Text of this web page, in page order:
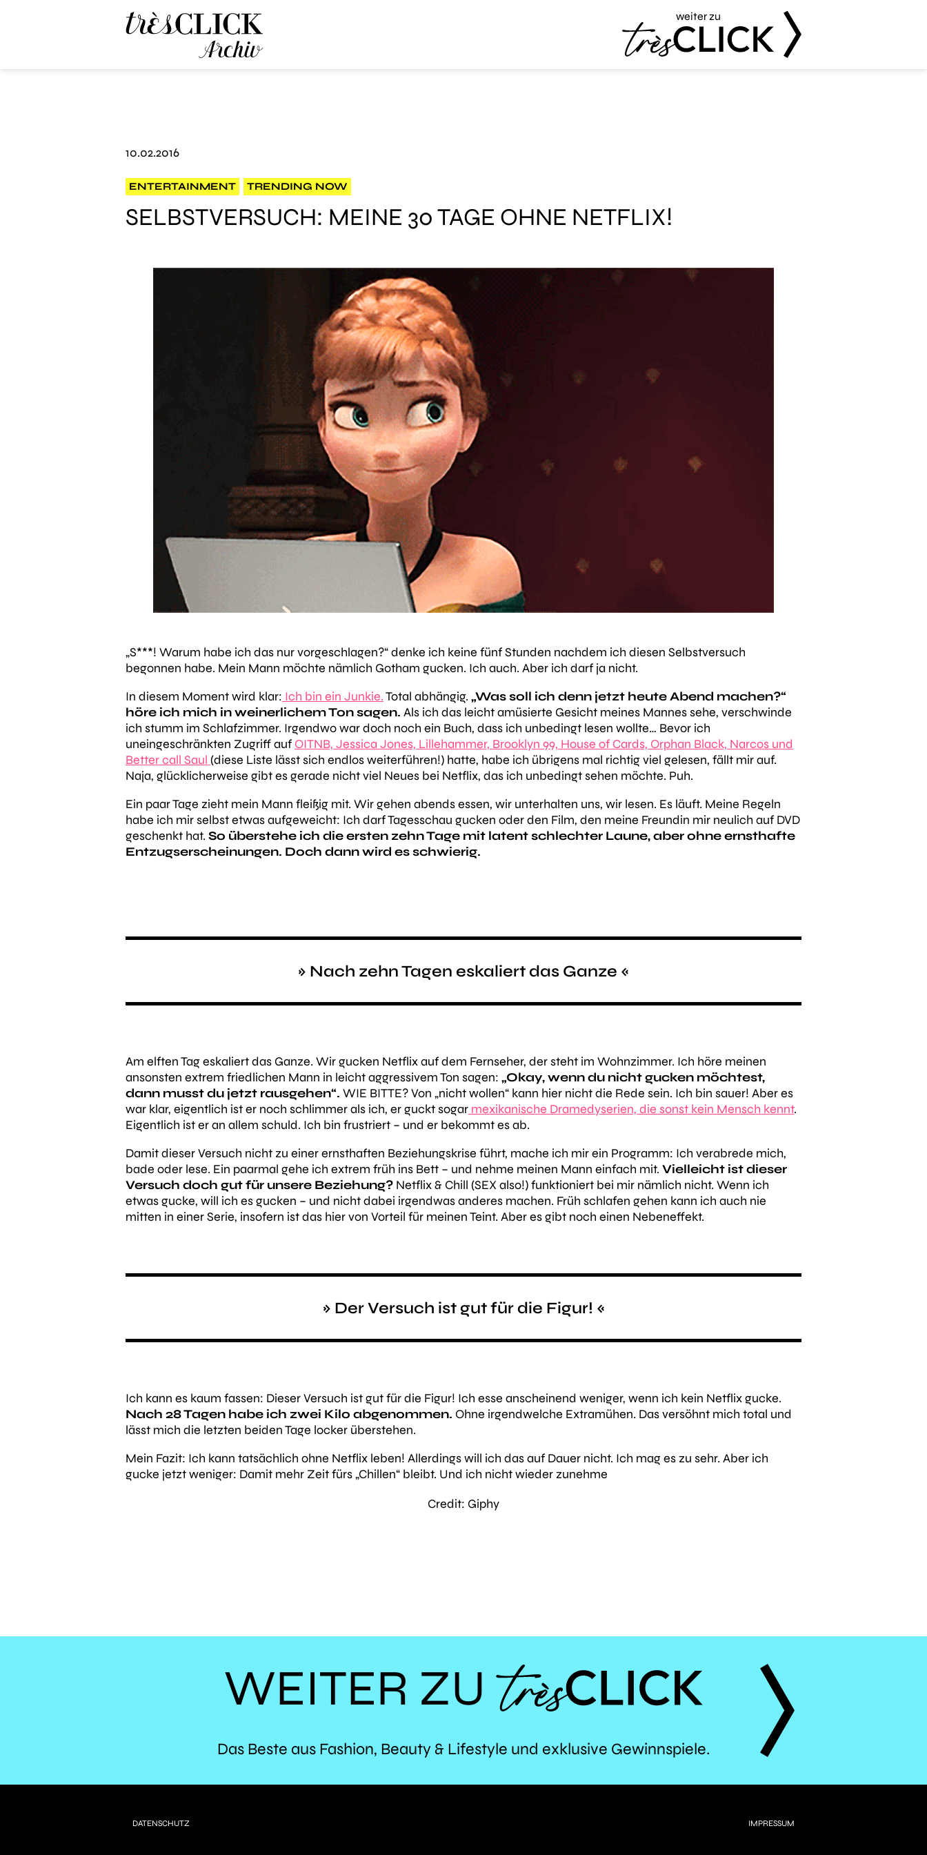
weiter zu
10.02.2016
ENTERTAINMENT TRENDING NOW
SELBSTVERSUCH: MEINE 30 TAGE OHNE NETFLIX!
„S***! Warum habe ich das nur vorgeschlagen?“ denke ich keine fünf Stunden nachdem ich diesen Selbstversuch
begonnen habe. Mein Mann möchte nämlich Gotham gucken. Ich auch. Aber ich darf ja nicht.
In diesem Moment wird klar: Ich bin ein Junkie.Total abhängig. „Was soll ich denn jetzt heute Abend machen?“
höre ich mich in weinerlichem Ton sagen. Als ich das leicht amüsierte Gesicht meines Mannes sehe, verschwinde
ich stumm im Schlafzimmer. Irgendwo war doch noch ein Buch, dass ich unbedingt lesen wollte… Bevor ich
uneingeschränkten Zugriff auf OITNB, Jessica Jones, Lillehammer, Brooklyn 99, House of Cards, Orphan Black, Narcos und
Better call Saul (diese Liste lässt sich endlos weiterführen!) hatte, habe ich übrigens mal richtig viel gelesen, fällt mir auf.
Naja, glücklicherweise gibt es gerade nicht viel Neues bei Netflix, das ich unbedingt sehen möchte. Puh.
Ein paar Tage zieht mein Mann fleißig mit. Wir gehen abends essen, wir unterhalten uns, wir lesen. Es läuft. Meine Regeln
habe ich mir selbst etwas aufgeweicht: Ich darf Tagesschau gucken oder den Film, den meine Freundin mir neulich auf DVD
geschenkt hat. So überstehe ich die ersten zehn Tage mit latent schlechter Laune, aber ohne ernsthafte
Entzugserscheinungen. Doch dann wird es schwierig.
» Nach zehn Tagen eskaliert das Ganze «
Am elften Tag eskaliert das Ganze. Wir gucken Netflix auf dem Fernseher, der steht im Wohnzimmer. Ich höre meinen
ansonsten extrem friedlichen Mann in leicht aggressivem Ton sagen: „Okay, wenn du nicht gucken möchtest,
dann musst du jetzt rausgehen“. WIE BITTE? Von „nicht wollen“ kann hier nicht die Rede sein. Ich bin sauer! Aber es
war klar, eigentlich ist er noch schlimmer als ich, er guckt sogar mexikanische Dramedyserien, die sonst kein Mensch kennt.
Eigentlich ist er an allem schuld. Ich bin frustriert – und er bekommt es ab.
Damit dieser Versuch nicht zu einer ernsthaften Beziehungskrise führt, mache ich mir ein Programm: Ich verabrede mich,
bade oder lese. Ein paarmal gehe ich extrem früh ins Bett – und nehme meinen Mann einfach mit. Vielleicht ist dieser
Versuch doch gut für unsere Beziehung? Netflix & Chill (SEX also!) funktioniert bei mir nämlich nicht. Wenn ich
etwas gucke, will ich es gucken – und nicht dabei irgendwas anderes machen. Früh schlafen gehen kann ich auch nie
mitten in einer Serie, insofern ist das hier von Vorteil für meinen Teint. Aber es gibt noch einen Nebeneffekt.
» Der Versuch ist gut für die Figur! «
Ich kann es kaum fassen: Dieser Versuch ist gut für die Figur! Ich esse anscheinend weniger, wenn ich kein Netflix gucke.
Nach 28 Tagen habe ich zwei Kilo abgenommen. Ohne irgendwelche Extramühen. Das versöhnt mich total und
lässt mich die letzten beiden Tage locker überstehen.
Mein Fazit: Ich kann tatsächlich ohne Netflix leben! Allerdings will ich das auf Dauer nicht. Ich mag es zu sehr. Aber ich
gucke jetzt weniger: Damit mehr Zeit fürs „Chillen“ bleibt. Und ich nicht wieder zunehme
Credit: Giphy
WEITER ZU
TRÈS
Das Beste aus Fashion, Beauty & Lifestyle und exklusive Gewinnspiele.
DATENSCHUTZ IMPRESSUM